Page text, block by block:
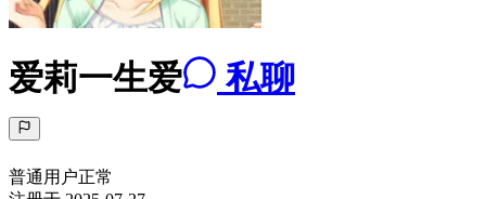
爱莉一生爱 私聊
普通用户正常